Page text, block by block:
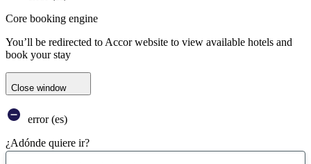
Core booking engine
You’ll be redirected to Accor website to view available hotels and
book your stay
Close window
error (es)
¿Adónde quiere ir?